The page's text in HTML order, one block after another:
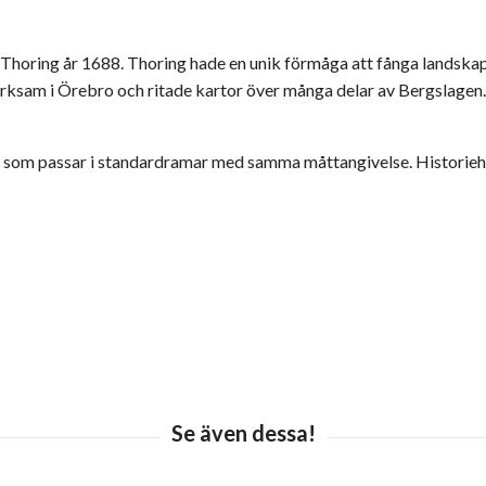
år 1688. Thoring hade en unik förmåga att fånga
i Örebro och ritade kartor över många delar av
passar i standardramar med samma måttangivelse.